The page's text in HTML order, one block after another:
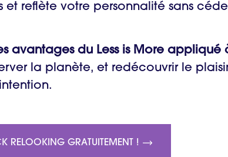
reflète votre personnalité sans
avantages du Less is More appliqué
la planète, et redécouvrir le
RELOOKING GRATUITEMENT !